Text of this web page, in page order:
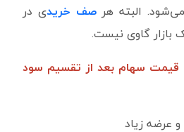
البته هرصف خریدی در
بازار گاوی نیست.
قیمت سهام بعد از تقسیم سود
عرضه زیاد